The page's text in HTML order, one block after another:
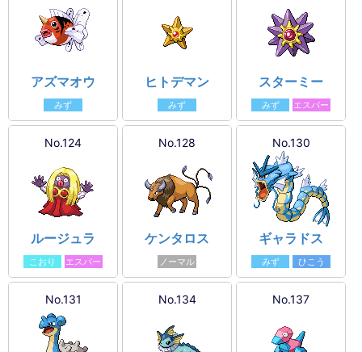
アズマオウ
みず
ヒトデマン
みず
スターミー
みず エスパー
No.124
ルージュラ
こおり エスパー
No.128
ケンタロス
ノーマル
No.130
ギャラドス
みず ひこう
No.131 No.134 No.137